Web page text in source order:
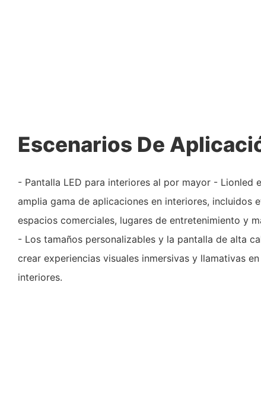
Escenarios De
- Pantalla LED para interiores al por mayor - Lionled
amplia gama de aplicaciones en interiores, incluidos
espacios comerciales, lugares de entretenimiento y
- Los tamaños personalizables y la pantalla de alta
crear experiencias visuales inmersivas y llamativas
interiores.